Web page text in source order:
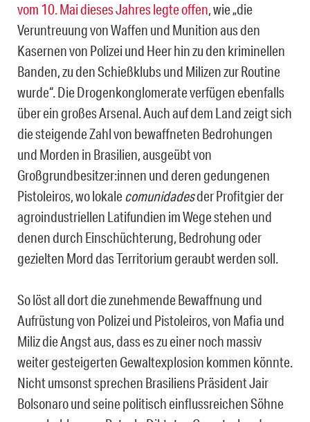
vom 10. Mai dieses Jahres legte offen, wie „die
Veruntreuung von Waffen und Munition aus den
Kasernen von Polizei und Heer hin zu den kriminellen
Banden, zu den Schießklubs und Milizen zur Routine
wurde“. Die Drogenkonglomerate verfügen ebenfalls
über ein großes Arsenal. Auch auf dem Land zeigt sich
die steigende Zahl von bewaffneten Bedrohungen
und Morden in Brasilien, ausgeübt von
Großgrundbesitzer:innen und deren gedungenen
Pistoleiros, wo lokalecomunidadesder Profitgier der
agroindustriellen Latifundien im Wege stehen und
denen durch Einschüchterung, Bedrohung oder
gezielten Mord das Territorium geraubt werden soll.
So löst all dort die zunehmende Bewaffnung und
Aufrüstung von Polizei und Pistoleiros, von Mafia und
Miliz die Angst aus, dass es zu einer noch massiv
weiter gesteigerten Gewaltexplosion kommen könnte.
Nicht umsonst sprechen Brasiliens Präsident Jair
Bolsonaro und seine politisch einflussreichen Söhne